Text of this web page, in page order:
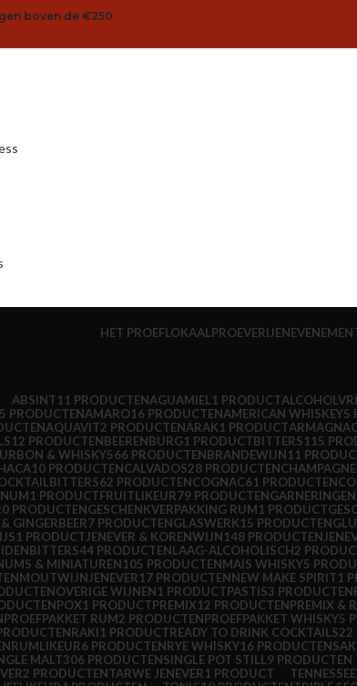
boven de €250
HET PROEFLOKAALPROEVERIJEN
ABSINT11 PRODUCTENAGUAMIEL1 PRODUCT
PRODUCTENAMARO16 PRODUCTENAMERICAN WHISKEY5
AQUAVIT2 PRODUCTENARAK1 PRODUCTARMAGNAC
12 PRODUCTENBEERENBURG1 PRODUCTBITTERS115
& WHISKY566 PRODUCTENBRANDEWIJN11
10 PRODUCTENCALVADOS28 PRODUCTENCHAMPAGNE
62 PRODUCTENCOGNAC61 PRODUCTEN
1 PRODUCTFRUITLIKEUR79 PRODUCTEN
0 PRODUCTENGESCHENKVERPAKKING RUM1 PRODUCT
GINGERBEER7 PRODUCTENGLASWERK15 PRODUCTEN
IJS1 PRODUCTJENEVER & KORENWIJN148 PRODUCTEN
44 PRODUCTENLAAG-ALCOHOLISCH2
& MINIATUREN105 PRODUCTENMAIS WHISKY5
MOUTWIJNJENEVER17 PRODUCTENNEW MAKE SPIRIT1
OVERIGE WIJNEN1 PRODUCTPASTIS3 PRODUCTEN
POX1 PRODUCTPREMIX12 PRODUCTENPREMIX &
PROEFPAKKET RUM2 PRODUCTENPROEFPAKKET WHISKY5
RAKI1 PRODUCTREADY TO DRINK COCKTAILS22
RUMLIKEUR6 PRODUCTENRYE WHISKY16 PRODUCTEN
MALT306 PRODUCTENSINGLE POT STILL9 PRODUCTEN
2 PRODUCTENTARWE JENEVER1 PRODUCT